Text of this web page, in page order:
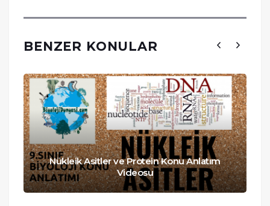
BENZER KONULAR
Nükleik Asitler ve Protein Konu Anlatım
Videosu